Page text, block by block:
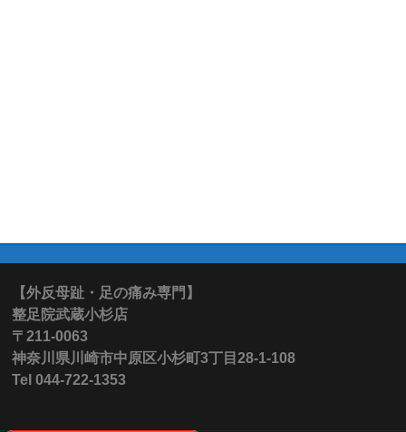
【外反母趾・足の痛み専門】
整足院武蔵小杉店
〒211-0063
神奈川県川崎市中原区小杉町3丁目28-1-108
Tel 044-722-1353